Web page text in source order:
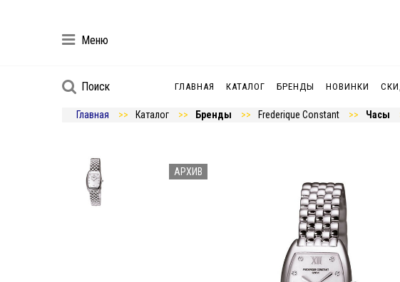
Меню
Поиск ГЛАВНАЯ КАТАЛОГ БРЕНДЫ НОВИНКИ
Главная Каталог Бренды Frederique Constant Часы
АРХИВ